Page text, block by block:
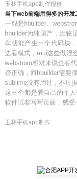
玉林手机app制作报价
当下web前端用得多的开发
一般是hbuilder、
hbuilder为纯国产，比较
车就能产生一个代码块
边看模式，mui这些做混
webstrom相对来说也有
否正确，而hbuilder需要
sublime没有用过，不过
这三个都是看自己的个
软件试着写写页面，感受
玉林手机app制作